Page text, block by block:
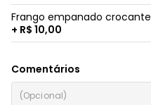
Frango empanado crocante
+ R$ 10,00
Comentários